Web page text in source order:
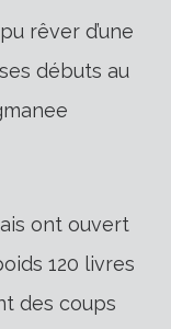
rêver d’une
débuts au
ont ouvert
120 livres
des coups